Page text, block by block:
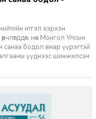
итгэл хэрхэн
мөн Монгол Улсын
санаа бодол ямар үүрэгтэй
үүднээс шинжилсэн